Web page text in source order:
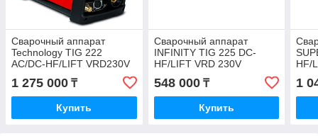
Сварочный аппарат
Technology TIG 222
AC/DC-HF/LIFT VRD230V
без аксес (816033)
1 275 000 ₸
Купить
Сварочный аппарат
INFINITY TIG 225 DC-
HF/LIFT VRD 230V
548 000₸
Купить
HF/
1